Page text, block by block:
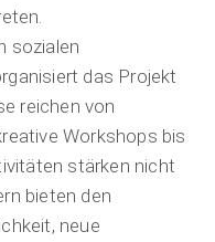
sozialen
das Projekt
reichen von
Workshops bis
stärken nicht
bieten den
neue